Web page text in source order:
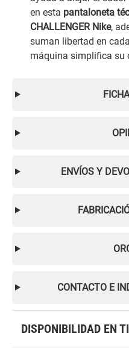
en esta pantaloneta
CHALLENGER Nike,
suman libertad en
máquina simplifica su
ENVÍOS Y
CONTACTO E
DISPONIBILIDAD EN